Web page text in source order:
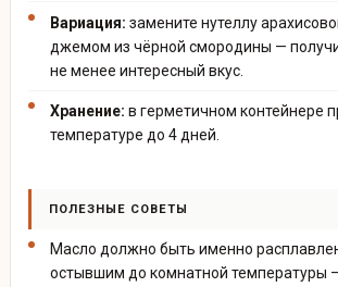
Вариация: замените нутеллу
джемом из чёрной смородины —
не менее интересный вкус.
Хранение: в герметичном контейнере
температуре до 4 дней.
ПОЛЕЗНЫЕ СОВЕТЫ
Масло должно быть именно
остывшим до комнатной температуры